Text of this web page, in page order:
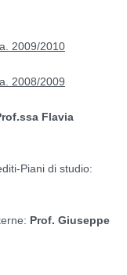
2009/2010
2008/2009
Flavia
Piani di studio:
Prof. Giuseppe